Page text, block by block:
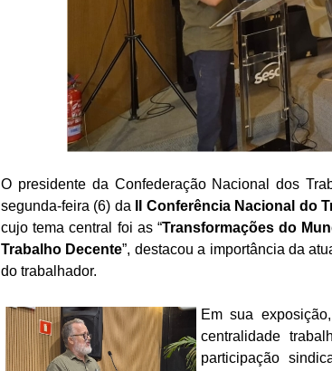
O presidente da Confederação Nacional dos
segunda-feira (6) da
II Conferência Nacional do
cujo tema central foi as “Transformações do
Trabalho Decente”, destacou a importância da
do trabalhador.
Em sua
centralidade
participação